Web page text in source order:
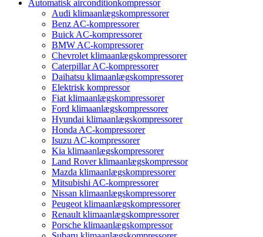
Automatisk airconditionkompressor
Audi klimaanlægskompressorer
Benz AC-kompressorer
Buick AC-kompressorer
BMW AC-kompressorer
Chevrolet klimaanlægskompressorer
Caterpillar AC-kompressorer
Daihatsu klimaanlægskompressorer
Elektrisk kompressor
Fiat klimaanlægskompressorer
Ford klimaanlægskompressorer
Hyundai klimaanlægskompressorer
Honda AC-kompressorer
Isuzu AC-kompressorer
Kia klimaanlægskompressorer
Land Rover klimaanlægskompressor
Mazda klimaanlægskompressorer
Mitsubishi AC-kompressorer
Nissan klimaanlægskompressorer
Peugeot klimaanlægskompressorer
Renault klimaanlægskompressorer
Porsche klimaanlægskompressor